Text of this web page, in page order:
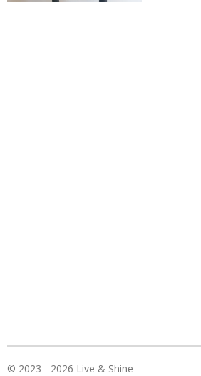
© 2023 - 2026 Live & Shine